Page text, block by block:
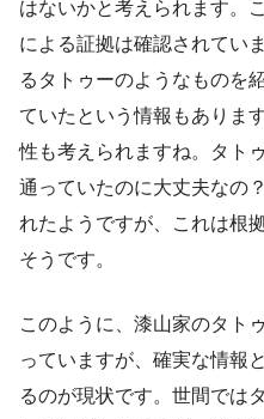
はないかと考えられます。
による証拠は確認されてい
るタトゥーのようなものを
ていたという情報もありま
性も考えられますね。タト
通っていたのに大丈夫なの
れたようですが、これは根
そうです。
このように、漆山家のタト
っていますが、確実な情報
るのが現状です。世間では